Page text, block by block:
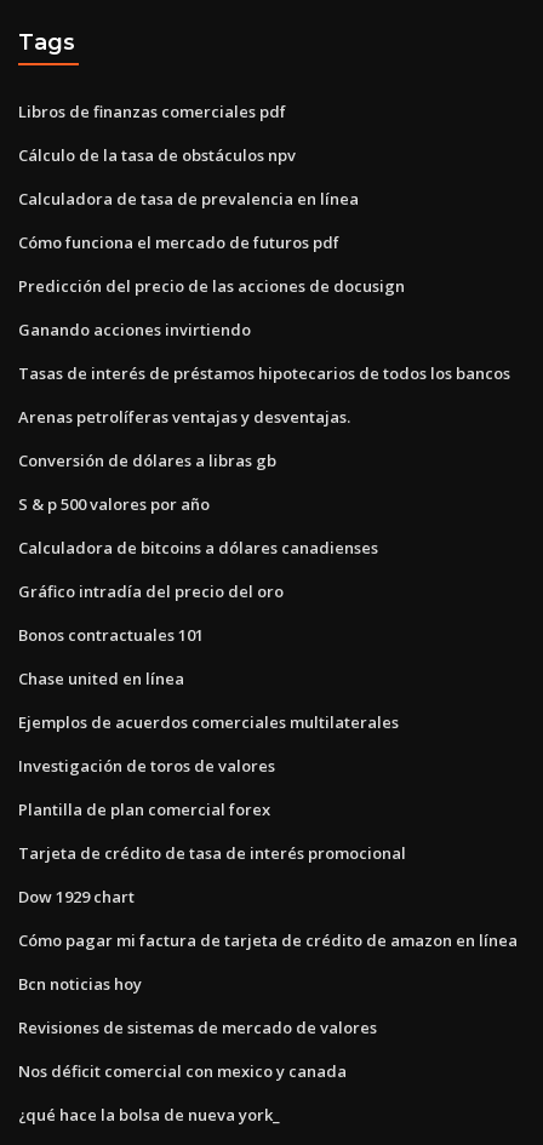
Tags
Libros de finanzas comerciales pdf
Cálculo de la tasa de obstáculos npv
Calculadora de tasa de prevalencia en línea
Cómo funciona el mercado de futuros pdf
Predicción del precio de las acciones de docusign
Ganando acciones invirtiendo
Tasas de interés de préstamos hipotecarios de todos los bancos
Arenas petrolíferas ventajas y desventajas.
Conversión de dólares a libras gb
S & p 500 valores por año
Calculadora de bitcoins a dólares canadienses
Gráfico intradía del precio del oro
Bonos contractuales 101
Chase united en línea
Ejemplos de acuerdos comerciales multilaterales
Investigación de toros de valores
Plantilla de plan comercial forex
Tarjeta de crédito de tasa de interés promocional
Dow 1929 chart
Cómo pagar mi factura de tarjeta de crédito de amazon en línea
Bcn noticias hoy
Revisiones de sistemas de mercado de valores
Nos déficit comercial con mexico y canada
¿qué hace la bolsa de nueva york_